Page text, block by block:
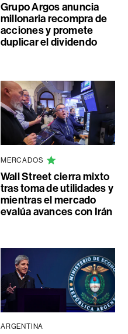
Grupo Argos anuncia
millonaria recompra de
acciones y promete
duplicar el dividendo
MERCADOS
Wall Street cierra mixto
tras toma de utilidades y
mientras el mercado
evalúa avances con Irán
ARGENTINA